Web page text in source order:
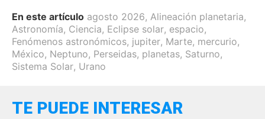
En este artículo agosto 2026, Alineación planetaria,
Astronomía, Ciencia, Eclipse solar, espacio,
Fenómenos astronómicos, jupiter, Marte, mercurio,
México, Neptuno, Perseidas, planetas, Saturno,
Sistema Solar, Urano
TE PUEDE INTERESAR